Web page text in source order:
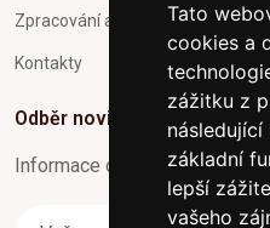
Tato
cookies a
zážitku z
následující
základní
lepší
vašeho
Zpracování a ochrana osobních
Kontakty
Odběr novinek
Informace o Novinkách a